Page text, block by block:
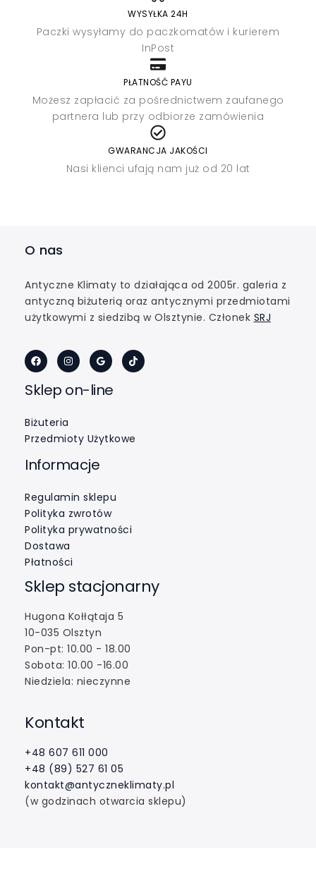
WYSYŁKA 24H
Paczki wysyłamy do paczkomatów i kurierem
InPost
PŁATNOŚĆ PAYU
Możesz zapłacić za pośrednictwem zaufanego
partnera lub przy odbiorze zamówienia
GWARANCJA JAKOŚCI
Nasi klienci ufają nam już od 20 lat
O nas
Antyczne Klimaty to działająca od 2005r. galeria z
antyczną biżuterią oraz antycznymi przedmiotami
użytkowymi z siedzibą w Olsztynie. Członek SRJ
Sklep on-line
Biżuteria
Przedmioty Użytkowe
Informacje
Regulamin sklepu
Polityka zwrotów
Polityka prywatności
Dostawa
Płatności
Sklep stacjonarny
Hugona Kołłątaja 5
10-035 Olsztyn
Pon-pt: 10.00 - 18.00
Sobota: 10.00 -16.00
Niedziela: nieczynne
Kontakt
+48 607 611 000
+48 (89) 527 61 05
kontakt@antyczneklimaty.pl
(w godzinach otwarcia sklepu)